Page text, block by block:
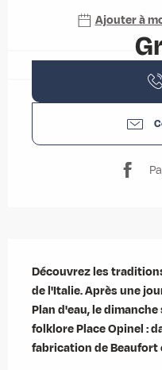
Ajouter à
Découvrez les
de l'Italie. Après une
Plan d'eau, le
folklore Place Opinel :
fabrication de Beaufort